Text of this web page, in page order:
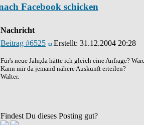
Nachricht
Beitrag #6525 Erstellt: 31.12.2004 20:28
Für's neue Jahr,da hätte ich gleich eine Anfrage?
Kann mir da jemand nähere Auskunft erteilen?
Walter.
Findest Du dieses Posting gut?